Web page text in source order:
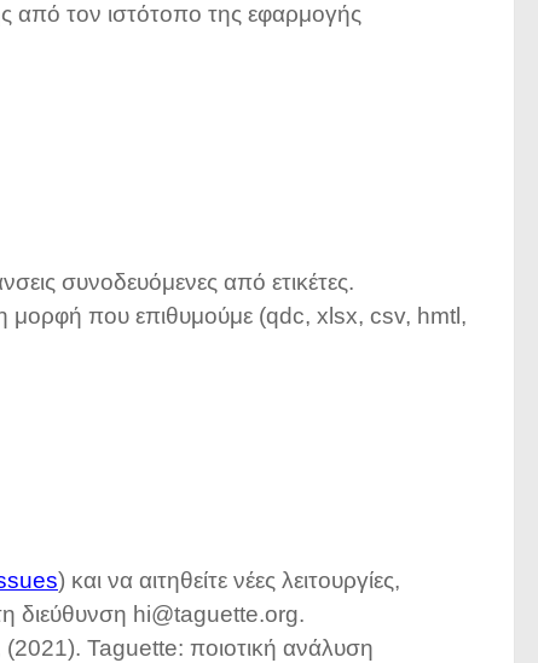
από τον ιστότοπο της εφαρμογής
συνοδευόμενες από ετικέτες.
μορφή που επιθυμούμε (qdc, xlsx, csv, hmtl,
) και να αιτηθείτε νέες λειτουργίες,
διεύθυνση hi@taguette.org.
Taguette: ποιοτική ανάλυση